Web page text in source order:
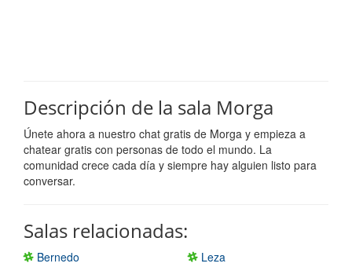
Descripción de la sala Morga
Únete ahora a nuestro chat gratis de Morga y empieza a
chatear gratis con personas de todo el mundo. La
comunidad crece cada día y siempre hay alguien listo para
conversar.
Salas relacionadas:
Bernedo
Leza